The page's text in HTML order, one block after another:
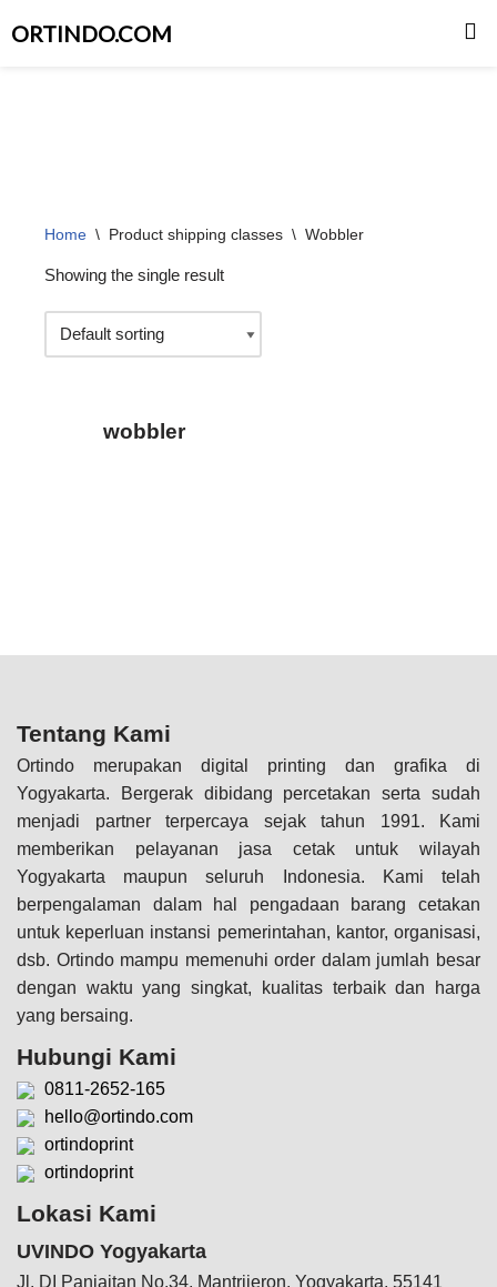
Home \ Product shipping classes \ Wobbler
Showing the single result
wobbler
Tentang Kami
Ortindo merupakan digital printing dan grafika di
Yogyakarta. Bergerak dibidang percetakan serta sudah
menjadi partner terpercaya sejak tahun 1991. Kami
memberikan pelayanan jasa cetak untuk wilayah
Yogyakarta maupun seluruh Indonesia. Kami telah
berpengalaman dalam hal pengadaan barang cetakan
untuk keperluan instansi pemerintahan, kantor, organisasi,
dsb. Ortindo mampu memenuhi order dalam jumlah besar
dengan waktu yang singkat, kualitas terbaik dan harga
yang bersaing.
Hubungi Kami
0811-2652-165
hello@ortindo.com
ortindoprint
ortindoprint
Lokasi Kami
UVINDO Yogyakarta
Jl. DI Panjaitan No.34, Mantrijeron, Yogyakarta, 55141
ORTINDO.COM